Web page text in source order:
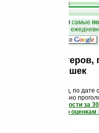
25
и самые
на email
компьютеров,
от Ладошек
показаны подряд, по дате
- обязательно
самые читаемые новости за
лучшие новости по оценкам